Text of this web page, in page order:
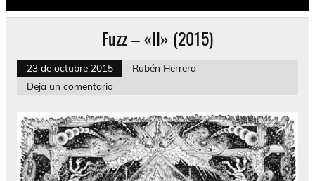
Fuzz – «II» (2015)
23 de octubre 2015
Rubén Herrera
Deja un comentario